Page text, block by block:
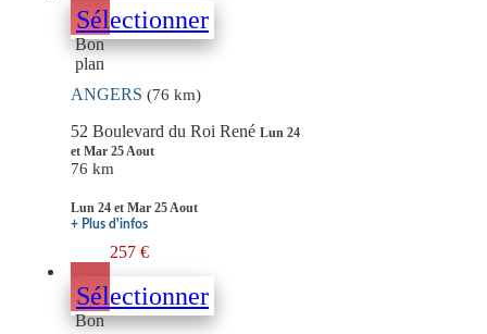
Sélectionner
Bon
plan
ANGERS (76 km)
52 Boulevard du Roi René Lun 24
et Mar 25 Aout
76 km
Lun 24 et Mar 25 Aout
+ Plus d'infos
257 €
Sélectionner
Bon